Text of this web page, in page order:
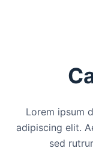
Lorem ipsum
adipiscing elit.
sed